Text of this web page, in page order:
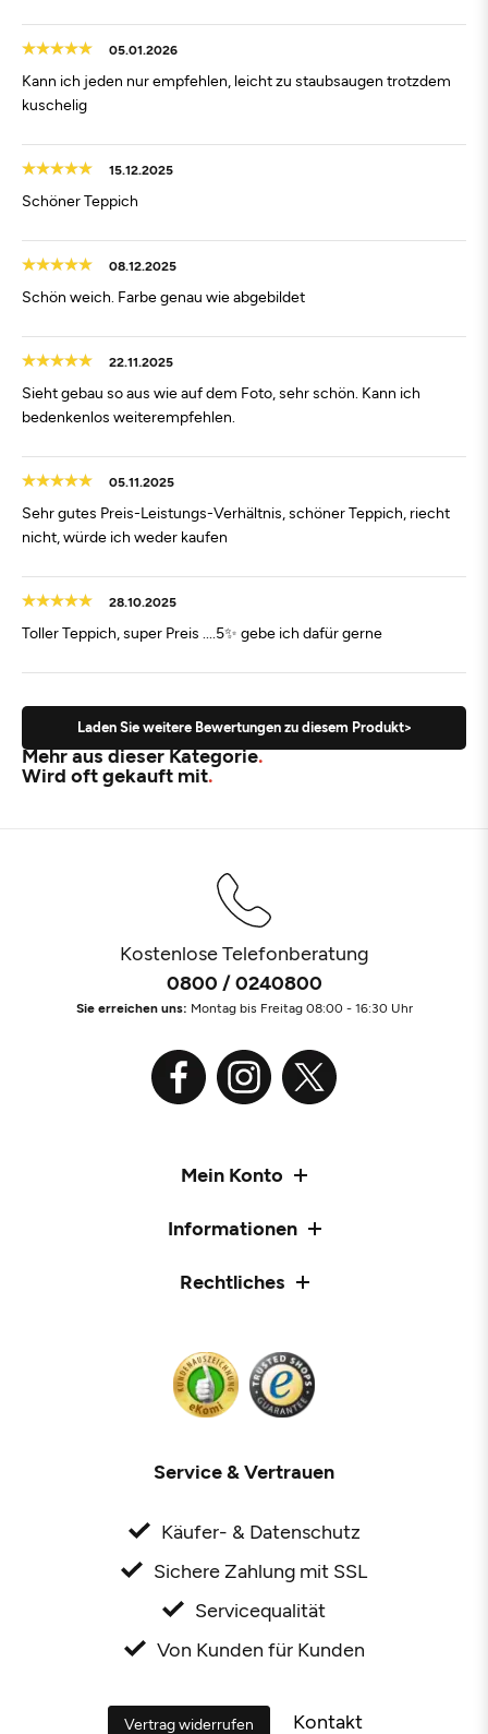
05.01.2026
Kann ich jeden nur empfehlen, leicht zu staubsaugen trotzdem
kuschelig
15.12.2025
Schöner Teppich
08.12.2025
Schön weich. Farbe genau wie abgebildet
22.11.2025
Sieht gebau so aus wie auf dem Foto, sehr schön. Kann ich
bedenkenlos weiterempfehlen.
05.11.2025
Sehr gutes Preis-Leistungs-Verhältnis, schöner Teppich, riecht
nicht, würde ich weder kaufen
28.10.2025
Toller Teppich, super Preis ....5✨️ gebe ich dafür gerne
Laden Sie weitere Bewertungen zu diesem Produkt>
Mehr aus dieser Kategorie
Wird oft gekauft mit
Kostenlose Telefonberatung
0800 / 0240800
Sie erreichen uns: Montag bis Freitag 08:00 - 16:30 Uhr
Mein Konto
Informationen
Rechtliches
Service & Vertrauen
Käufer- & Datenschutz
Sichere Zahlung mit SSL
Servicequalität
Von Kunden für Kunden
Vertrag widerrufen Kontakt